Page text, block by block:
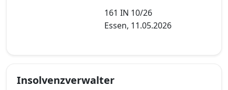
161 IN 10/26
Essen, 11.05.2026
Insolvenzverwalter